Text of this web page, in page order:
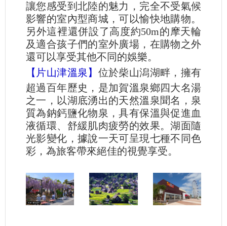
讓您感受到北陸的魅力，完全不受氣候
影響的室內型商城，可以愉快地購物。
另外這裡還併設了高度約50m的摩天輪
及適合孩子們的室外廣場，在購物之外
還可以享受其他不同的娛樂。
【片山津溫泉】 位於柴山潟湖畔，擁有
超過百年歷史，是加賀溫泉鄉四大名湯
之一，以湖底湧出的天然溫泉聞名，泉
質為鈉鈣鹽化物泉，具有保溫與促進血
液循環、舒緩肌肉疲勞的效果。湖面隨
光影變化，據說一天可呈現七種不同色
彩，為旅客帶來絕佳的視覺享受。